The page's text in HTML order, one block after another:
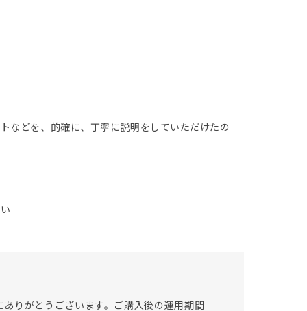
などを、的確に、丁寧に説明をしていただけたの
りがとうございます。ご購入後の運用期間